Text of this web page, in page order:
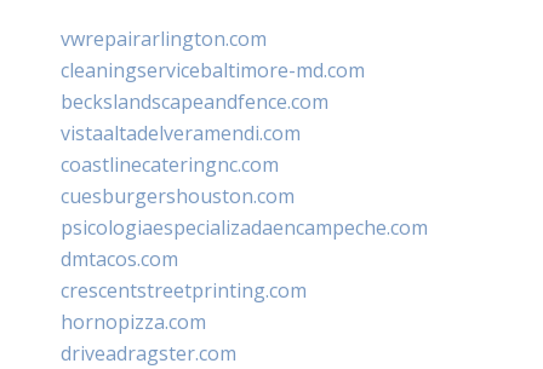
vwrepairarlington.com
cleaningservicebaltimore-md.com
beckslandscapeandfence.com
vistaaltadelveramendi.com
coastlinecateringnc.com
cuesburgershouston.com
psicologiaespecializadaencampeche.com
dmtacos.com
crescentstreetprinting.com
hornopizza.com
driveadragster.com